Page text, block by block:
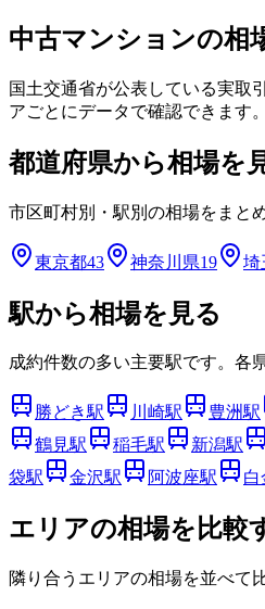
中古マンションの相
国土交通省が公表している実取
アごとにデータで確認できます。
都道府県から相場を
市区町村別・駅別の相場をまと
東京都43 神奈川県19 埼
駅から相場を見る
成約件数の多い主要駅です。各
勝どき駅 川崎駅 豊洲駅
鶴見駅 稲毛駅 新潟駅
袋駅 金沢駅 阿波座駅 白
エリアの相場を比較
隣り合うエリアの相場を並べて